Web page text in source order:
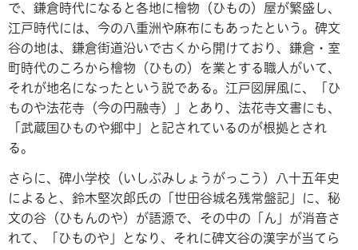
で、鎌倉時代になると各地に檜物（ひもの）屋が繁盛し、
江戸時代には、今の八重洲や麻布にもあったという。碑文
谷の地は、鎌倉街道沿いで古くから開けており、鎌倉・室
町時代のころから檜物（ひもの）を業とする職人がいて、
それが地名になったという説である。江戸図屏風に、「ひ
ものや法花寺（今の円融寺）」とあり、法花寺文書にも、
「武蔵国ひものや郷中」と記されているのが根拠とされ
る。
さらに、碑小学校（いしぶみしょうがっこう）八十五年史
によると、鈴木堅次郎氏の「世田谷城名残常盤記」に、秘
文の谷（ひもんのや）が語源で、その中の「ん」が消音さ
れて、「ひものや」となり、それに碑文谷の漢字が当てら